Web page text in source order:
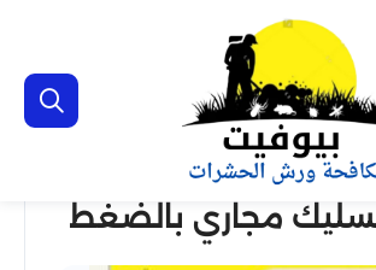
مجاري بالضغط